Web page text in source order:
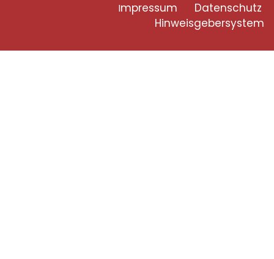
Impressum
Datenschutz
Hinweisgebersystem